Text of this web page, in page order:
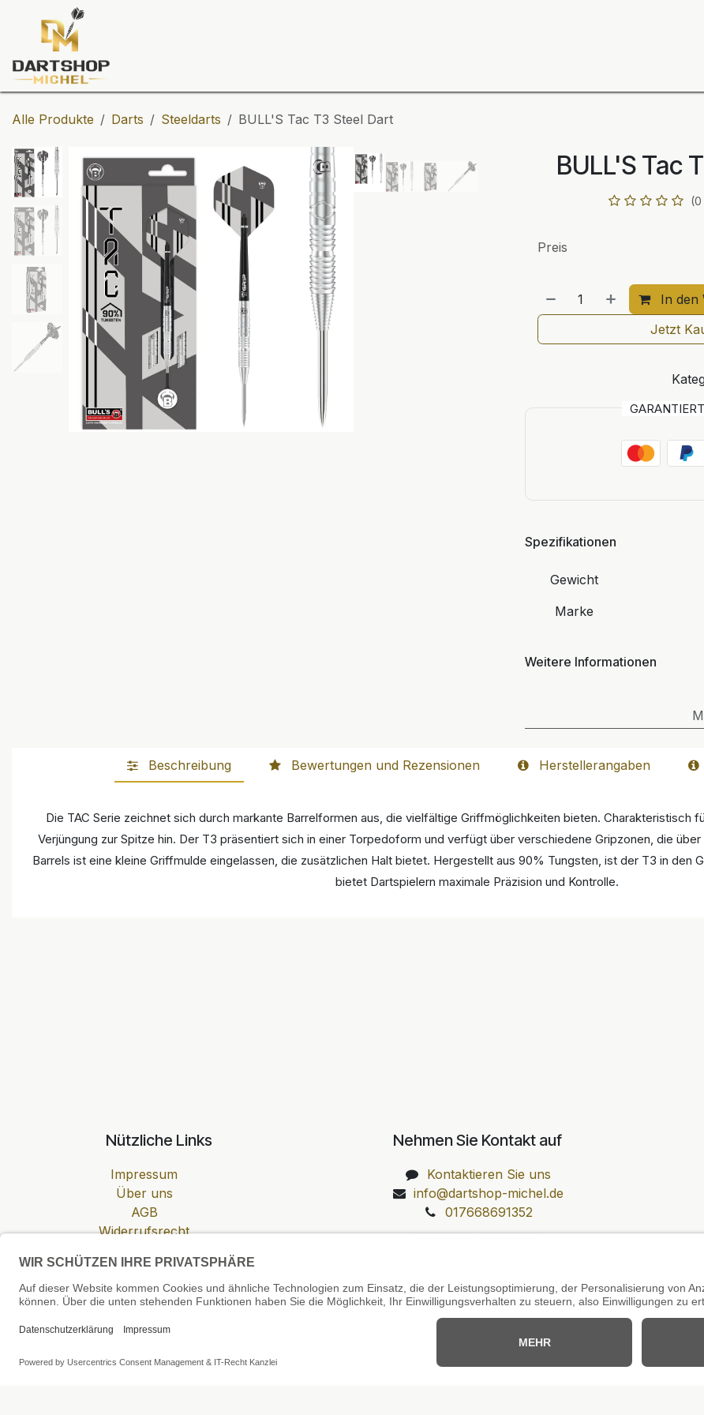
Zum Inhalt springen
Alle Produkte Darts Steeldarts BULL'S Tac T3 Steel Dart
BULL'S Tac
(0
In den
Preis
Jetzt
GARANTIERT
Spezifikationen
Gewicht
Marke
Weitere Informationen
Beschreibung Bewertungen und Rezensionen Herstellerangaben
Die TAC Serie zeichnet sich durch markante Barrelformen aus, die vielfältige Griffmöglichkeiten bieten. Charakteristisch
Verjüngung zur Spitze hin. Der T3 präsentiert sich in einer Torpedoform und verfügt über verschiedene Gripzonen, die
Barrels ist eine kleine Griffmulde eingelassen, die zusätzlichen Halt bietet. Hergestellt aus 90% Tungsten, ist der T3 in den
bietet Dartspielern maximale Präzision und Kontrolle.
Nützliche Links
Impressum
Über uns
AGB
Widerrufsrecht
Zahlung & Versand
Cookie-Einstellungen
Nehmen Sie Kontakt auf
Kontaktieren Sie uns
info@dartshop-michel.de
017668691352